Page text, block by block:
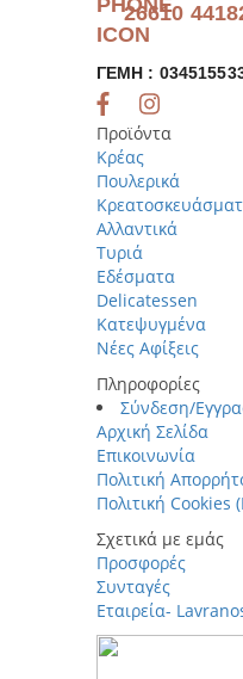
26610
ΓΕΜΗ :
Προϊόντα
Κρέας
Πουλερικά
Αλλαντικά
Τυριά
Εδέσματα
Delicatessen
Κατεψυγμένα
Νέες Αφίξεις
Πληροφορίες
Σύνδεση/
Αρχική Σελίδα
Επικοινωνία
Πολιτική
Πολιτική Cookies
Σχετικά με εμάς
Προσφορές
Συνταγές
Εταιρεία-